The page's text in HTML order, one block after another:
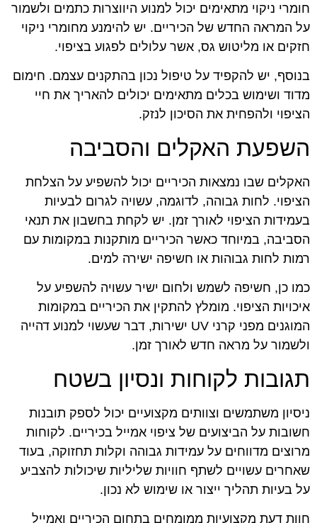
חומרי ניקוי מתאימים יכול למנוע היווצרות כתמים ולשמור
על המראה החדש של הכיריים. יש להימנע מחומרי ניקוי
חזקים או מליטוש גס, אשר עלולים לפגוע בציפוי.
בנוסף, יש להקפיד על טיפול נכון בהתקנים עצמם. חימום
מדוד ושימוש בכלים מתאימים יכולים להאריך את חיי
הציפוי ולהפחית את הסיכון לנזק.
השפעת האקלים והסביבה
האקלים שבו נמצאות הכיריים יכול להשפיע על הצלחת
הציפוי. לחות גבוהה, לדוגמה, עשויה לגרום לבעיות
בעמידות הציפוי לאורך זמן. יש לקחת בחשבון את תנאי
הסביבה, במיוחד כאשר הכיריים מותקנות במקומות עם
רמות לחות גבוהות או חשיפה ישירה למים.
כמו כן, חשיפה לשמש ולחום ישיר עשויה להשפיע על
איכויות הציפוי. מומלץ להתקין את הכיריים במקומות
המוגנים מפני קרני UV ישירות, דבר שעשוי למנוע דהייה
ולשמור על מראה חדש לאורך זמן.
תגובות לקוחות ונסיון בשטח
ניסיון משתמשים וצוותים מקצועיים יכול לספק תובנות
חשובות על הביצועים של ציפוי אמייל בכיריים. לקוחות
מרוצים מדווחים על עמידות גבוהה וקלות תחזוקה, בעוד
שאחרים עשויים לשתף חוויות שליליות שיכולות להצביע
על בעיות תהליך ייצור או שימוש לא נכון.
חוות דעת מקצועיות ממומחים בתחום הכיריים ואמייל